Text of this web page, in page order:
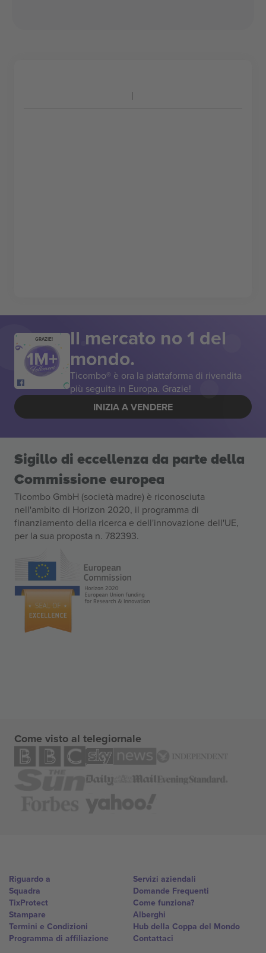
GRAZIE! Il mercato no 1 del
mondo.
Ticombo® è ora la piattaforma di rivendita
più seguita in Europa. Grazie!
INIZIA A VENDERE
Sigillo di eccellenza da parte della
Commissione europea
Ticombo GmbH (società madre) è riconosciuta
nell'ambito di Horizon 2020, il programma di
finanziamento della ricerca e dell'innovazione dell'UE,
per la sua proposta n. 782393.
Come visto al telegiornale
Riguardo a
Squadra
TixProtect
Stampare
Termini e Condizioni
Programma di affiliazione
Servizi aziendali
Domande Frequenti
Come funziona?
Alberghi
Hub della Coppa del Mondo
Contattaci